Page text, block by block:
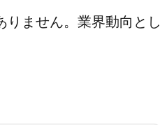
りません。業界動向とし